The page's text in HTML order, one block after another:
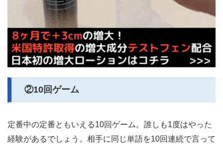
②10回ゲーム
定番中の定番ともいえる10回ゲーム。誰しも1度はやった
経験があるでしょう。相手に同じ単語を10回連続で言って